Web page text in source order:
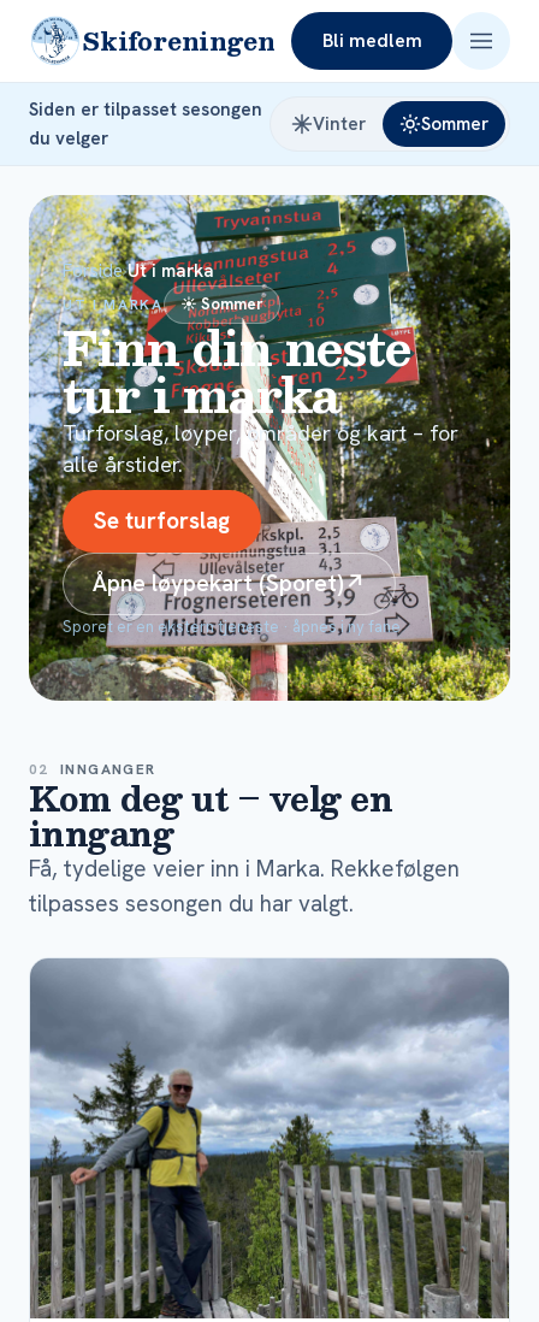
Skiforeningen Bli medlem
Siden er tilpasset sesongen
du velger
Vinter Sommer
Forside›Ut i marka
UT I MARKA ☀ Sommer
Finn din neste
tur i marka
Turforslag, løyper, områder og kart – for
alle årstider.
Se turforslag
Åpne løypekart (Sporet)↗
Sporet er en ekstern tjeneste · åpnes i ny fane
02 INNGANGER
Kom deg ut – velg en
inngang
Få, tydelige veier inn i Marka. Rekkefølgen
tilpasses sesongen du har valgt.